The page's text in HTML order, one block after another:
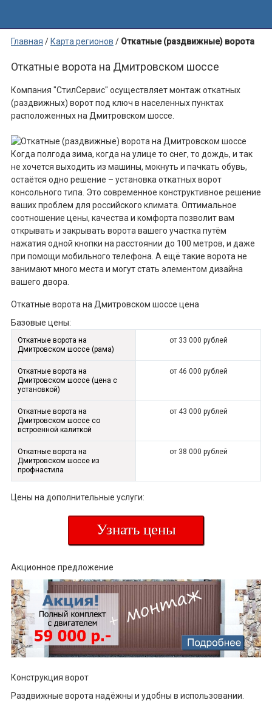
Главная / Карта регионов / Откатные (раздвижные) ворота
Откатные ворота на Дмитровском шоссе
Компания "СтилСервис" осуществляет монтаж откатных
(раздвижных) ворот под ключ в населенных пунктах
расположенных на Дмитровском шоссе.
Когда полгода зима, когда на улице то снег, то дождь, и так
не хочется выходить из машины, мокнуть и пачкать обувь,
остаётся одно решение – установка откатных ворот
консольного типа. Это современное конструктивное решение
ваших проблем для российского климата. Оптимальное
соотношение цены, качества и комфорта позволит вам
открывать и закрывать ворота вашего участка путём
нажатия одной кнопки на расстоянии до 100 метров, и даже
при помощи мобильного телефона. А ещё такие ворота не
занимают много места и могут стать элементом дизайна
вашего двора.
Откатные ворота на Дмитровском шоссе цена
Базовые цены:
Откатные ворота на
Дмитровском шоссе (рама)
от 33 000 рублей
Откатные ворота на
Дмитровском шоссе (цена с
установкой)
от 46 000 рублей
Откатные ворота на
Дмитровском шоссе со
встроенной калиткой
от 43 000 рублей
Откатные ворота на
Дмитровском шоссе из
профнастила
от 38 000 рублей
Цены на дополнительные услуги:
Узнать цены
Акционное предложение
Конструкция ворот
Раздвижные ворота надёжны и удобны в использовании.